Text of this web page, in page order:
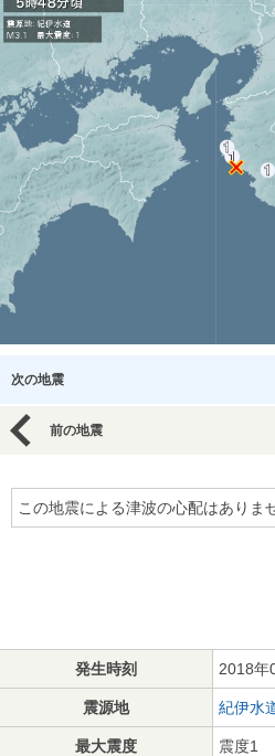
次の地震
前の地震
この地震による津波の心配はありま
発生時刻 2018年
震源地 紀伊水
最大震度 震度1